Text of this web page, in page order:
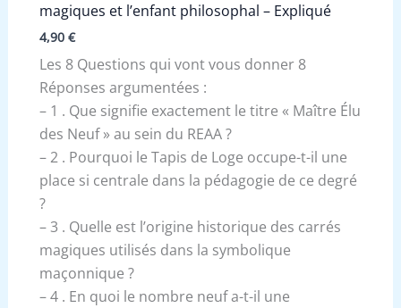
magiques et l’enfant philosophal – Expliqué
4,90 €
Les 8 Questions qui vont vous donner 8
Réponses argumentées :
– 1 . Que signifie exactement le titre « Maître Élu
des Neuf » au sein du REAA ?
– 2 . Pourquoi le Tapis de Loge occupe-t-il une
place si centrale dans la pédagogie de ce degré
?
– 3 . Quelle est l’origine historique des carrés
magiques utilisés dans la symbolique
maçonnique ?
– 4 . En quoi le nombre neuf a-t-il une